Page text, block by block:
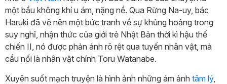
một bầu không khí u ám, nặng nề. Qua Rừng Na-uy, bác
Haruki đã vẽ nên một bức tranh về sự khủng hoảng trong
suy nghĩ, nhận thức của giới trẻ Nhật Bản thời kì hậu thế
chiến II, nó được phản ánh rõ rệt qua tuyến nhân vật, mà
cầu nối là nhân vật chính Toru Watanabe.
Xuyên suốt mạch truyện là hình ảnh những ám ảnh tâm lý,